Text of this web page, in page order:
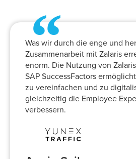
“
Was wir durch die enge und
Zusammenarbeit mit Zalaris
enorm. Die Nutzung von
SAP SuccessFactors
zu vereinfachen und zu
gleichzeitig die Employee
verbessern.